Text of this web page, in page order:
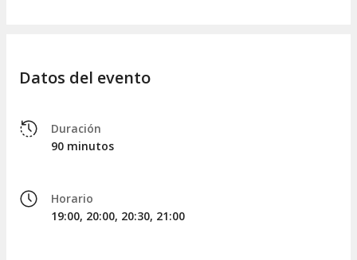
Datos del evento
Duración
90 minutos
Horario
19:00, 20:00, 20:30, 21:00